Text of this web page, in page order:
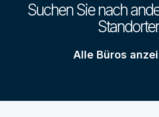
Suchen Sie nach
Alle Büros